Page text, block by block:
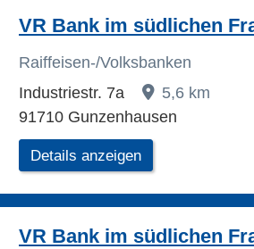
VR Bank im südlichen
Raiffeisen-/Volksbanken
Industriestr. 7a
5,6 km
91710 Gunzenhausen
Details anzeigen
VR Bank im südlichen